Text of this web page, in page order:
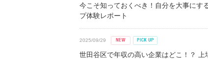
今こそ知っておくべき！自分を大事にす
プ体験レポート
2025/09/29
世田谷区で年収の高い企業はどこ！？